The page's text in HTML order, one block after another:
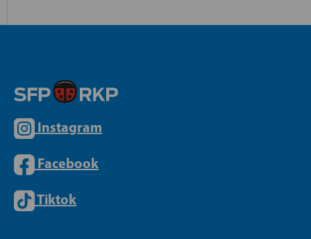
Instagram
Facebook
Tiktok